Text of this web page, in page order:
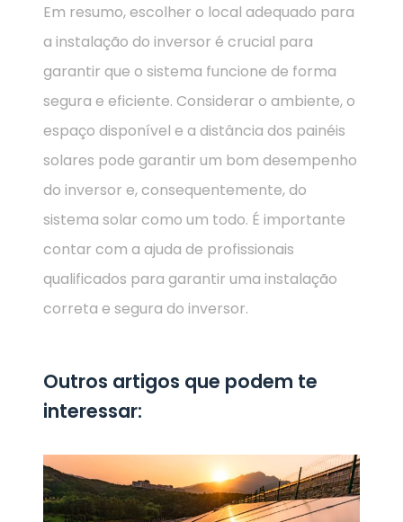
Em resumo, escolher o local adequado para
a instalação do inversor é crucial para
garantir que o sistema funcione de forma
segura e eficiente. Considerar o ambiente, o
espaço disponível e a distância dos painéis
solares pode garantir um bom desempenho
do inversor e, consequentemente, do
sistema solar como um todo. É importante
contar com a ajuda de profissionais
qualificados para garantir uma instalação
correta e segura do inversor.
Outros artigos que podem te
interessar: